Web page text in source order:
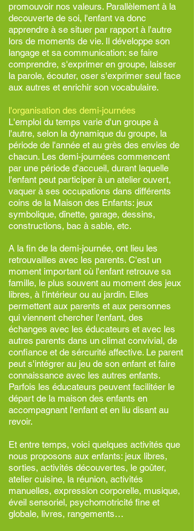
promouvoir nos valeurs. Parallèlement à la
decouverte de soi, l'enfant va donc
apprendre à se situer par rapport à l'autre
lors de moments de vie. Il développe son
langage et sa communication: se faire
comprendre, s'exprimer en groupe, laisser
la parole, écouter, oser s'exprimer seul face
aux autres et enrichir son vocabulaire.
l'organisation des demi-journées
L'emploi du temps varie d'un groupe à
l'autre, selon la dynamique du groupe, la
période de l'année et au grès des envies de
chacun. Les demi-journées commencent
par une période d'accueil, durant laquelle
l'enfant peut participer à un atelier ouvert,
vaquer à ses occupations dans différents
coins de la Maison des Enfants: jeux
symbolique, dînette, garage, dessins,
constructions, bac à sable, etc.
A la fin de la demi-journée, ont lieu les
retrouvailles avec les parents. C'est un
moment important où l'enfant retrouve sa
famille, le plus souvent au moment des jeux
libres, à l'intérieur ou au jardin. Elles
permettent aux parents et aux personnes
qui viennent chercher l'enfant, des
échanges avec les éducateurs et avec les
autres parents dans un climat convivial, de
confiance et de sércurité affective. Le parent
peut s'intégrer au jeu de son enfant et faire
connaissance avec les autres enfants.
Parfois les éducateurs peuvent facilitéer le
départ de la maison des enfants en
accompagnant l'enfant et en liu disant au
revoir.
Et entre temps, voici quelques activités que
nous proposons aux enfants: jeux libres,
sorties, activités découvertes, le goûter,
atelier cuisine, la réunion, activités
manuelles, expression corporelle, musique,
éveil sensoriel, psychomotricité fine et
globale, livres, rangements…